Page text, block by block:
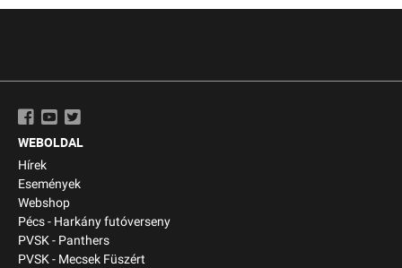
WEBOLDAL
Hírek
Események
Webshop
Pécs - Harkány futóverseny
PVSK - Panthers
PVSK - Mecsek Füszért